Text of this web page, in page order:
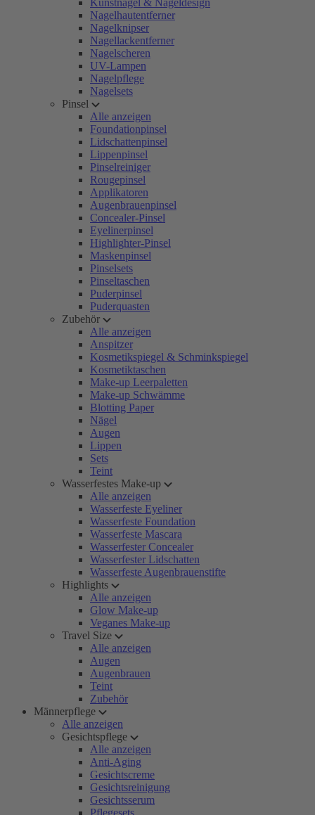
Kunstnägel & Nageldesign
Nagelhautentferner
Nagelknipser
Nagellackentferner
Nagelscheren
UV-Lampen
Nagelpflege
Nagelsets
Pinsel
Alle anzeigen
Foundationpinsel
Lidschattenpinsel
Lippenpinsel
Pinselreiniger
Rougepinsel
Applikatoren
Augenbrauenpinsel
Concealer-Pinsel
Eyelinerpinsel
Highlighter-Pinsel
Maskenpinsel
Pinselsets
Pinseltaschen
Puderpinsel
Puderquasten
Zubehör
Alle anzeigen
Anspitzer
Kosmetikspiegel & Schminkspiegel
Kosmetiktaschen
Make-up Leerpaletten
Make-up Schwämme
Blotting Paper
Nägel
Augen
Lippen
Sets
Teint
Wasserfestes Make-up
Alle anzeigen
Wasserfeste Eyeliner
Wasserfeste Foundation
Wasserfeste Mascara
Wasserfester Concealer
Wasserfester Lidschatten
Wasserfeste Augenbrauenstifte
Highlights
Alle anzeigen
Glow Make-up
Veganes Make-up
Travel Size
Alle anzeigen
Augen
Augenbrauen
Teint
Zubehör
Männerpflege
Alle anzeigen
Gesichtspflege
Alle anzeigen
Anti-Aging
Gesichtscreme
Gesichtsreinigung
Gesichtsserum
Pflegesets